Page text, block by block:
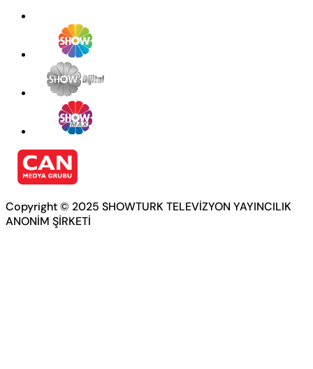
Copyright © 2025 SHOWTURK TELEVİZYON YAYINCILIK
ANONİM ŞİRKETİ